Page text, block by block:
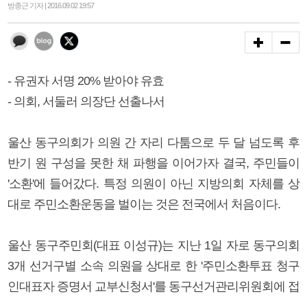
방종근 기자 | 2016.09.02 19:57
- 유권자 서명 20% 받아야 유효
- 의회, 서둘러 의장단 선출나서
울산 동구의회가 의원 간 자리 다툼으로 두 달 넘도록 후
반기 원 구성을 못한 채 파행을 이어가자 결국, 주민들이
'소환'에 들어갔다. 특정 의원이 아닌 지방의회 자체를 상
대로 주민소환운동을 벌이는 것은 전국에서 처음이다.
울산 동구주민회(대표 이성규)는 지난 1일 자로 동구의회
3개 선거구별 소속 의원을 상대로 한 '주민소환투표 청구
인대표자 증명서 교부신청서'를 동구선거관리위원회에 접